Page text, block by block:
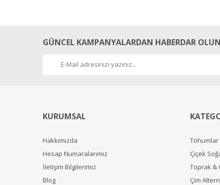
GÜNCEL KAMPANYALARDAN HABERDAR
KURUMSAL
Hakkımızda
Hesap Numaralarımız
İletişim Bilgilerimiz
Blog
Tohumlar
Çiçek
Toprak &
Çim